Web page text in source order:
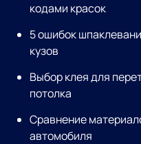
кодами красок
5 ошибок
кузов
Выбор клея для
потолка
Сравнение
автомобиля